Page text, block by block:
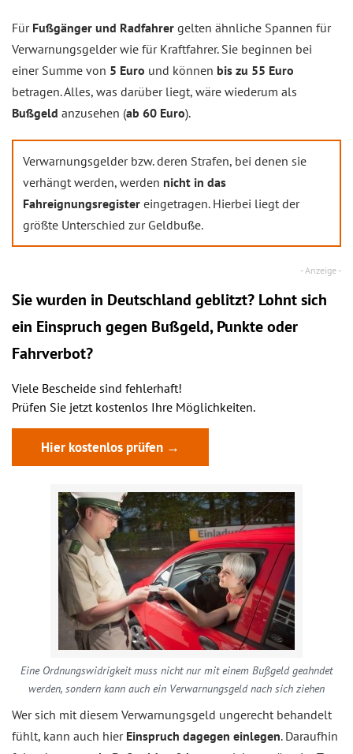
Für Fußgänger und Radfahrer gelten ähnliche Spannen für
Verwarnungsgelder wie für Kraftfahrer. Sie beginnen bei
einer Summe von 5 Euro und können bis zu 55 Euro
betragen. Alles, was darüber liegt, wäre wiederum als
Bußgeld anzusehen (ab 60 Euro).
Verwarnungsgelder bzw. deren Strafen, bei denen sie
verhängt werden, werden nicht in das
Fahreignungsregister eingetragen. Hierbei liegt der
größte Unterschied zur Geldbuße.
Sie wurden in Deutschland geblitzt? Lohnt sich
ein Einspruch gegen Bußgeld, Punkte oder
Fahrverbot?
Viele Bescheide sind fehlerhaft!
Prüfen Sie jetzt kostenlos Ihre Möglichkeiten.
Hier kostenlos prüfen →
Eine Ordnungswidrigkeit muss nicht nur mit einem Bußgeld geahndet
werden, sondern kann auch ein Verwarnungsgeld nach sich ziehen
Wer sich mit diesem Verwarnungsgeld ungerecht behandelt
fühlt, kann auch hier Einspruch dagegen einlegen. Daraufhin